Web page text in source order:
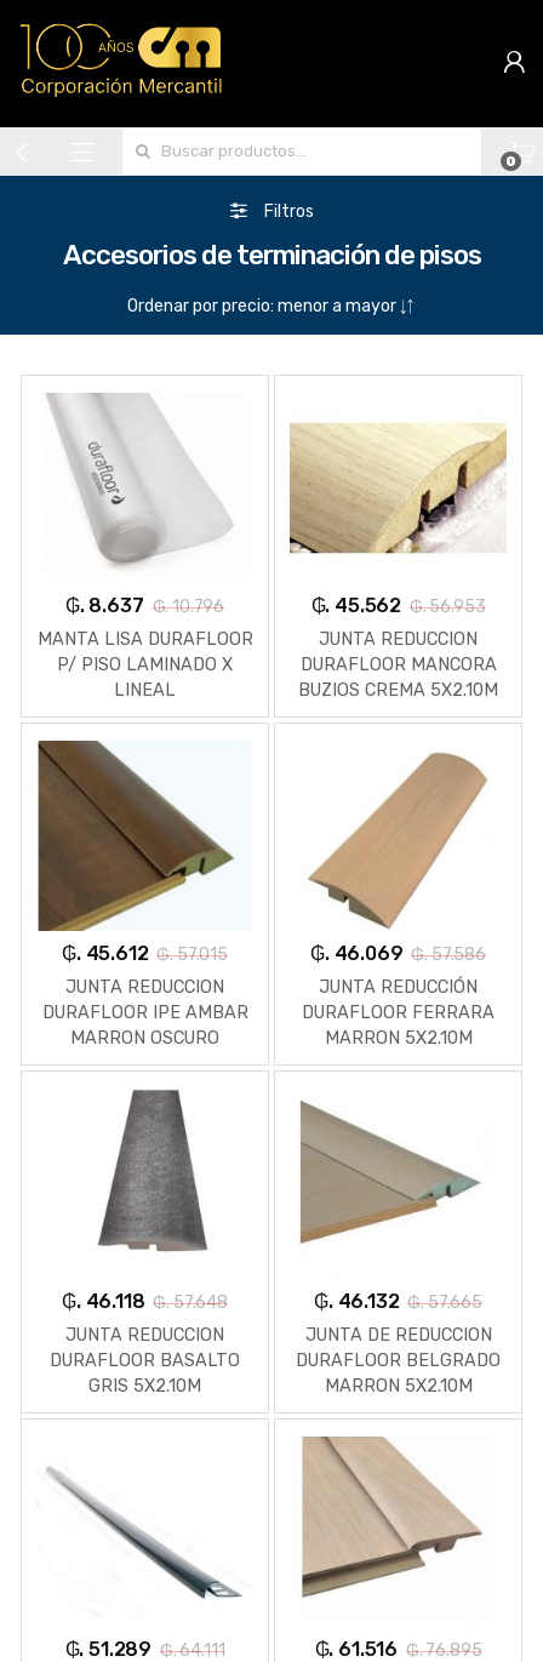
0
Filtros
Accesorios de terminación de pisos
₲. 8.637 ₲. 10.796
MANTA LISA DURAFLOOR
P/ PISO LAMINADO X
LINEAL
₲. 45.562 ₲. 56.953
JUNTA REDUCCION
DURAFLOOR MANCORA
BUZIOS CREMA 5X2.10M
₲. 45.612 ₲. 57.015
JUNTA REDUCCION
DURAFLOOR IPE AMBAR
MARRON OSCURO
5X2.10M
₲. 46.069 ₲. 57.586
JUNTA REDUCCIÓN
DURAFLOOR FERRARA
MARRON 5X2.10M
₲. 46.118 ₲. 57.648
JUNTA REDUCCION
DURAFLOOR BASALTO
GRIS 5X2.10M
₲. 46.132 ₲. 57.665
JUNTA DE REDUCCION
DURAFLOOR BELGRADO
MARRON 5X2.10M
₲. 51.289 ₲. 64.111
₲. 61.516 ₲. 76.895